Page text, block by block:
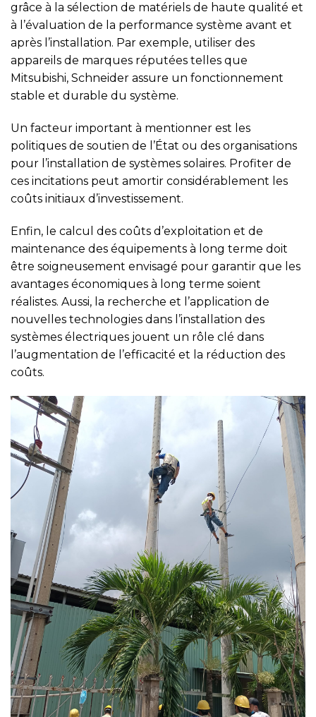
grâce à la sélection de matériels de haute qualité et
à l’évaluation de la performance système avant et
après l’installation. Par exemple, utiliser des
appareils de marques réputées telles que
Mitsubishi, Schneider assure un fonctionnement
stable et durable du système.
Un facteur important à mentionner est les
politiques de soutien de l’État ou des organisations
pour l’installation de systèmes solaires. Profiter de
ces incitations peut amortir considérablement les
coûts initiaux d’investissement.
Enfin, le calcul des coûts d’exploitation et de
maintenance des équipements à long terme doit
être soigneusement envisagé pour garantir que les
avantages économiques à long terme soient
réalistes. Aussi, la recherche et l’application de
nouvelles technologies dans l’installation des
systèmes électriques jouent un rôle clé dans
l’augmentation de l’efficacité et la réduction des
coûts.